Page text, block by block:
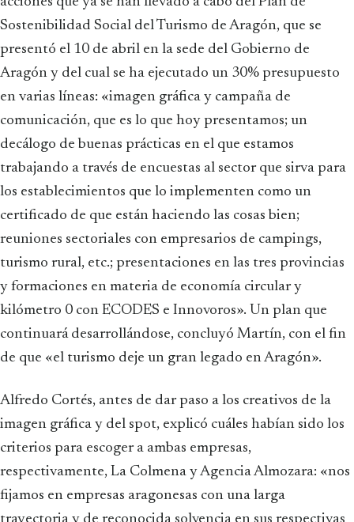
Sostenibilidad Social del Turismo de Aragón, que se
presentó el 10 de abril en la sede del Gobierno de
Aragón y del cual se ha ejecutado un 30% presupuesto
en varias líneas: «imagen gráfica y campaña de
comunicación, que es lo que hoy presentamos; un
decálogo de buenas prácticas en el que estamos
trabajando a través de encuestas al sector que sirva para
los establecimientos que lo implementen como un
certificado de que están haciendo las cosas bien;
reuniones sectoriales con empresarios de campings,
turismo rural, etc.; presentaciones en las tres provincias
y formaciones en materia de economía circular y
kilómetro 0 con ECODES e Innovoros». Un plan que
continuará desarrollándose, concluyó Martín, con el fin
de que «el turismo deje un gran legado en Aragón».
Alfredo Cortés, antes de dar paso a los creativos de la
imagen gráfica y del spot, explicó cuáles habían sido los
criterios para escoger a ambas empresas,
respectivamente, La Colmena y Agencia Almozara: «nos
fijamos en empresas aragonesas con una larga
trayectoria y de reconocida solvencia en sus respectivas